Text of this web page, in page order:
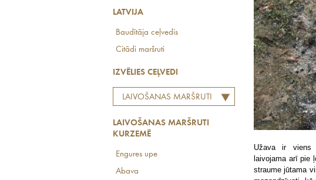
LATVIJA
Baudītāja ceļvedis
Citādi maršruti
IZVĒLIES CEĻVEDI
LAIVOŠANAS MARŠRUTI
LAIVOŠANAS MARŠRUTI
KURZEMĒ
Engures upe
Abava
Užava ir viens
laivojama arī pie
straume jūtama